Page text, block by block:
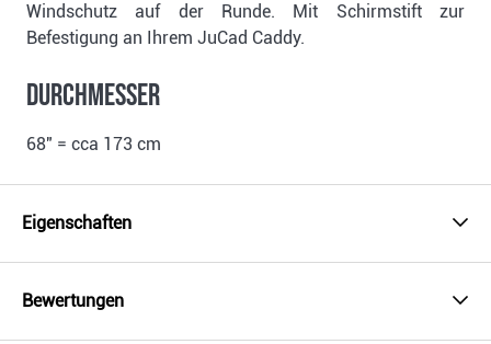
Windschutz auf der Runde. Mit Schirmstift zur
Befestigung an Ihrem JuCad Caddy.
Durchmesser
68" = cca 173 cm
Eigenschaften
Bewertungen